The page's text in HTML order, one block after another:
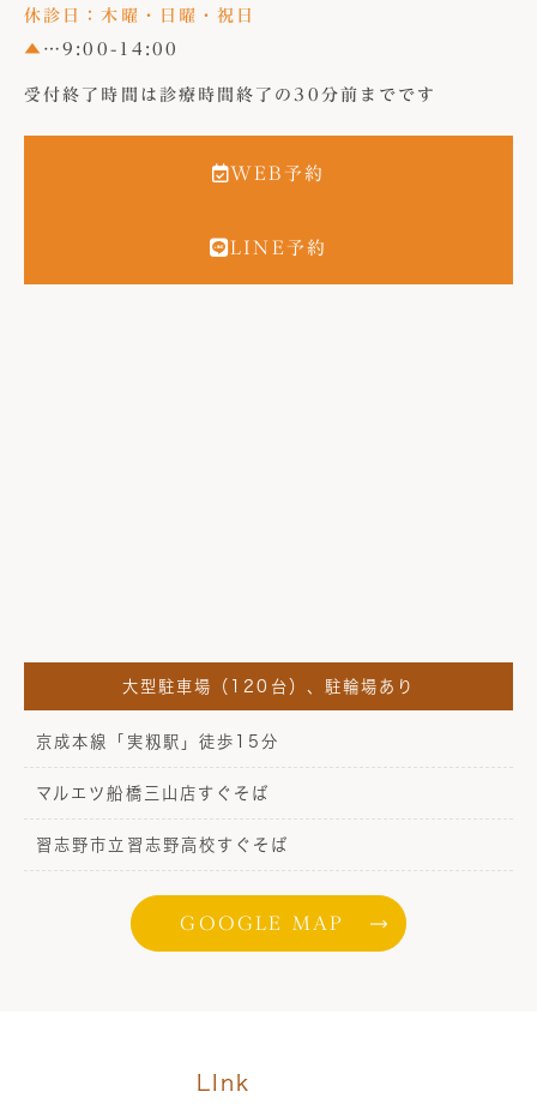
休診日：木曜・日曜・祝日
▲ …9:00-14:00
受付終了時間は診療時間終了の30分前までです
WEB予約
LINE予約
大型駐車場（120台）、駐輪場あり
京成本線「実籾駅」徒歩15分
マルエツ船橋三山店すぐそば
習志野市立習志野高校すぐそば
GOOGLE MAP
LInk